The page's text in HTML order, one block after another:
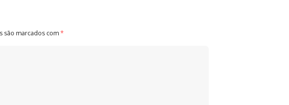
são marcados com*